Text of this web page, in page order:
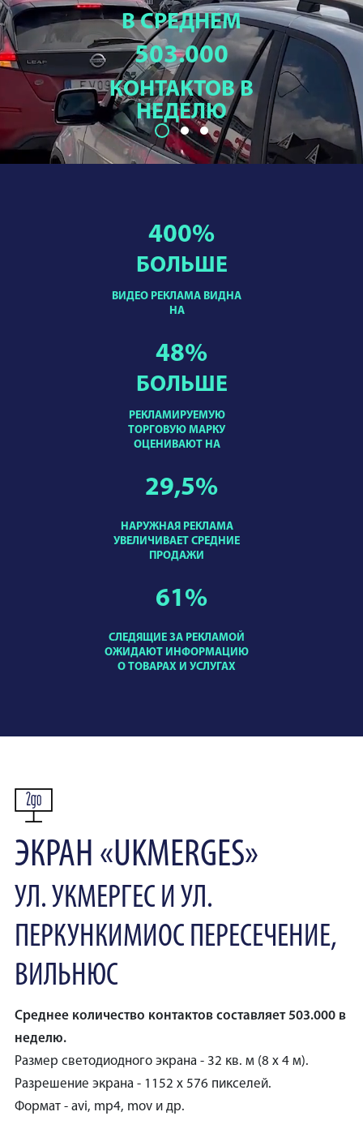
В СРЕДНЕМ
503.000
КОНТАКТОВ В
НЕДЕЛЮ
ВИДЕО РЕКЛАМА ВИДНА
НА
400%
БОЛЬШЕ
РЕКЛАМИРУЕМУЮ
ТОРГОВУЮ МАРКУ
ОЦЕНИВАЮТ НА
48%
БОЛЬШЕ
НАРУЖНАЯ РЕКЛАМА
УВЕЛИЧИВАЕТ СРЕДНИЕ
ПРОДАЖИ
29,5%
СЛЕДЯЩИЕ ЗА РЕКЛАМОЙ
ОЖИДАЮТ ИНФОРМАЦИЮ
О ТОВАРАХ И УСЛУГАХ
61%
ЭКРАН «UKMERGES»
УЛ. УКМЕРГЕС И УЛ.
ПЕРКУНКИМИОС ПЕРЕСЕЧЕНИЕ,
ВИЛЬНЮС
Среднее количество контактов составляет 503.000 в
неделю.
Размер светодиодного экрана - 32 кв. м (8 х 4 м).
Разрешение экрана - 1152 x 576 пикселей.
Формат - avi, mp4, mov и др.